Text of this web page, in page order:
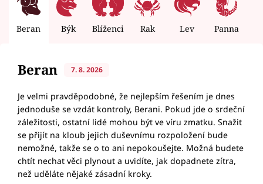
Beran Býk Blíženci Rak Lev Panna
Beran 7. 8. 2026
Je velmi pravděpodobné, že nejlepším řešením je dnes
jednoduše se vzdát kontroly, Berani. Pokud jde o srdeční
záležitosti, ostatní lidé mohou být ve víru zmatku. Snažit
se přijít na kloub jejich duševnímu rozpoložení bude
nemožné, takže se o to ani nepokoušejte. Možná budete
chtít nechat věci plynout a uvidíte, jak dopadnete zítra,
než uděláte nějaké zásadní kroky.